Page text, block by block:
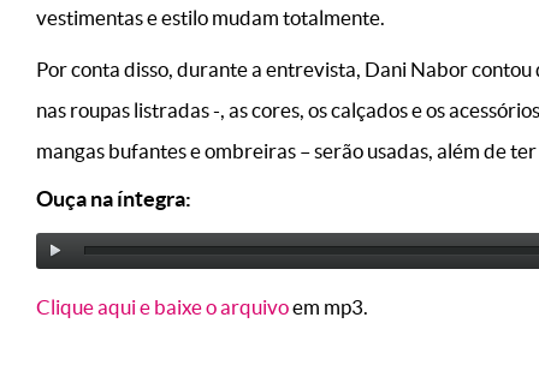
vestimentas e estilo mudam totalmente.
Por conta disso, durante a entrevista, Dani Nabor
nas roupas listradas -, as cores, os calçados e os
mangas bufantes e ombreiras – serão usadas, além de
Ouça na íntegra:
Clique aqui e baixe o arquivoem mp3.